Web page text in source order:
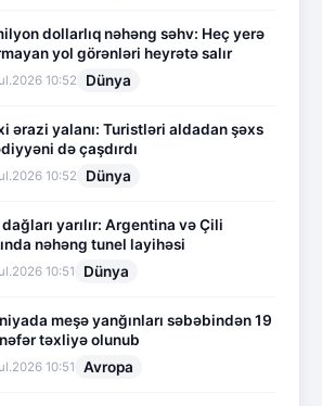
dollarlıq nəhəng səhv: Heç yerə
yol görənləri heyrətə salır
10:52 Dünya
ərazi yalanı: Turistləri aldadan şəxs
də çaşdırdı
10:52 Dünya
yarılır: Argentina və Çili
nəhəng tunel layihəsi
10:51 Dünya
meşə yanğınları səbəbindən 19
təxliyə olunub
10:51 Avropa